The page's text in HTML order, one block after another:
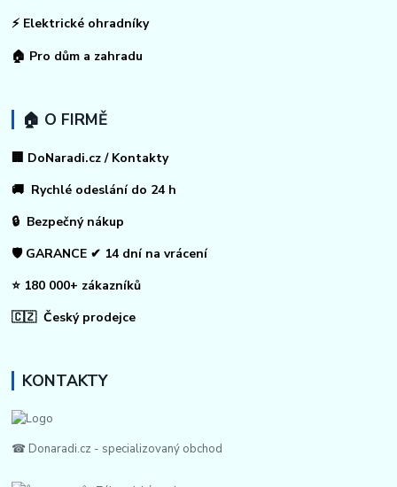
⚡ Elektrické ohradníky
🏠 Pro dům a zahradu
🏠 O FIRMĚ
🏢 DoNaradi.cz / Kontakty
🚚 Rychlé odeslání do 24 h
🔒 Bezpečný nákup
🛡️ GARANCE ✔ 14 dní na vrácení
⭐ 180 000+ zákazníků
🇨🇿 Český prodejce
KONTAKTY
☎ Donaradi.cz - specializovaný obchod